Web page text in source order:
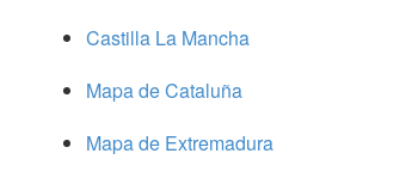
Castilla La Mancha
Mapa de Cataluña
Mapa de Extremadura